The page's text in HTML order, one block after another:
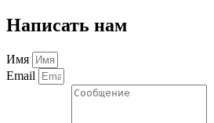
Написать нам
Имя
Email